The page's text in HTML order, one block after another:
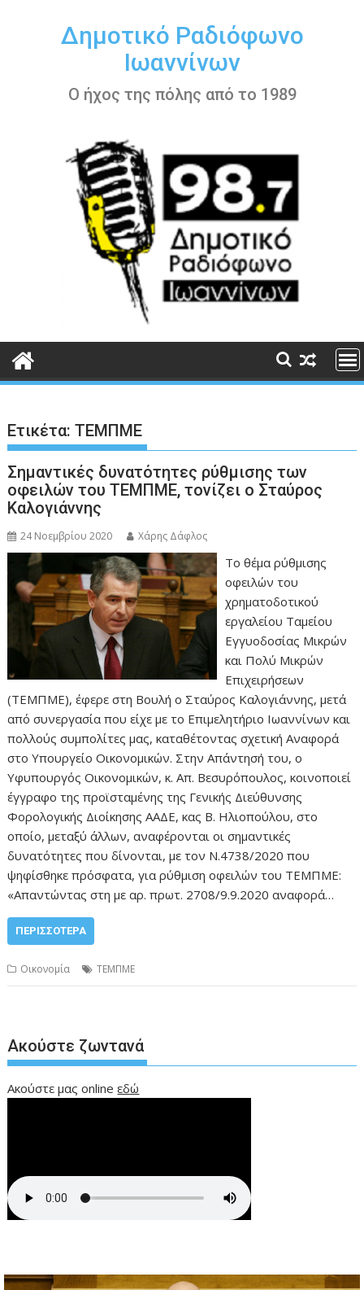
περιεχόμενοΔημοτικό Ραδιόφωνο
Ιωαννίνων
Ο ήχος της πόλης από το 1989
Ετικέτα:ΤΕΜΠΜΕ
Σημαντικές δυνατότητες ρύθμισης των
οφειλών του ΤΕΜΠΜΕ, τονίζει ο Σταύρος
Καλογιάννης
24 Νοεμβρίου 2020 Χάρης Δάφλος
Το θέμα ρύθμισης
οφειλών του
χρηματοδοτικού
εργαλείου Ταμείου
Εγγυοδοσίας Μικρών
και Πολύ Μικρών
Επιχειρήσεων
(ΤΕΜΠΜΕ), έφερε στη Βουλή ο Σταύρος Καλογιάννης, μετά
από συνεργασία που είχε με το Επιμελητήριο Ιωαννίνων και
πολλούς συμπολίτες μας, καταθέτοντας σχετική Αναφορά
στο Υπουργείο Οικονομικών. Στην Απάντησή του, ο
Υφυπουργός Οικονομικών, κ. Απ. Βεσυρόπουλος, κοινοποιεί
έγγραφο της προϊσταμένης της Γενικής Διεύθυνσης
Φορολογικής Διοίκησης ΑΑΔΕ, κας Β. Ηλιοπούλου, στο
οποίο, μεταξύ άλλων, αναφέρονται οι σημαντικές
δυνατότητες που δίνονται, με τον Ν.4738/2020 που
ψηφίσθηκε πρόσφατα, για ρύθμιση οφειλών του ΤΕΜΠΜΕ:
«Απαντώντας στη με αρ. πρωτ. 2708/9.9.2020 αναφορά…
ΠΕΡΙΣΣΌΤΕΡΑ
Οικονομία ΤΕΜΠΜΕ
Ακούστε ζωντανά
Ακούστε μας onlineεδώ